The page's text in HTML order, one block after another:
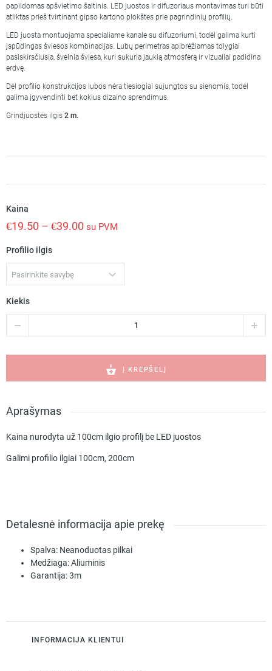
papildomas apšvietimo šaltinis. LED juostos ir difuzoriaus montavimas turi būti
atliktas prieš tvirtinant gipso kartono plokštes prie pagrindinių profilių.
LED juosta montuojama specialiame kanale su difuzoriumi, todėl galima kurti
įspūdingas šviesos kombinacijas. Lubų perimetras apibrėžiamas tolygiai
pasiskirsčiusia, švelnia šviesa, kuri sukuria jaukią atmosferą ir vizualiai padidina
erdvę.
Dėl profilio konstrukcijos lubos nėra tiesiogiai sujungtos su sienomis, todėl
galima įgyvendinti bet kokius dizaino sprendimus.
Grindjuostės ilgis 2 m.
Kaina
€19.50 – €39.00 su PVM
Profilio ilgis
Pasirinkite savybę
Kiekis
profilis
su
apšvietimu
baltas
Į KREPŠELĮ
Aprašymas
Kaina nurodyta už 100cm ilgio profilį be LED juostos
Galimi profilio ilgiai 100cm, 200cm
Detalesnė informacija apie prekę
Spalva: Neanoduotas pilkai
Medžiaga:Aliuminis
Garantija:3m
INFORMACIJA KLIENTUI